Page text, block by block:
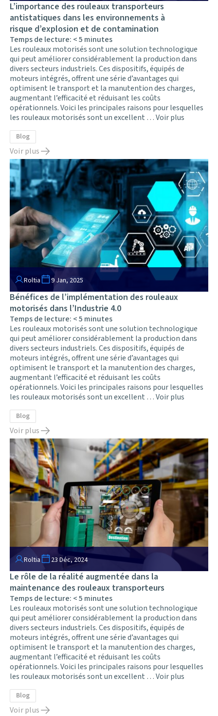
L’importance des rouleaux transporteurs
antistatiques dans les environnements à
risque d’explosion et de contamination
Temps de lecture: < 5 minutes
Les rouleaux motorisés sont une solution technologique
qui peut améliorer considérablement la production dans
divers secteurs industriels. Ces dispositifs, équipés de
moteurs intégrés, offrent une série d’avantages qui
optimisent le transport et la manutention des charges,
augmentant l’efficacité et réduisant les coûts
opérationnels. Voici les principales raisons pour lesquelles
les rouleaux motorisés sont un excellent …Voir plus
Blog
Voir plus
Roltia 9 Jan, 2025
Bénéfices de l’implémentation des rouleaux
motorisés dans l’Industrie 4.0
Temps de lecture: < 5 minutes
Les rouleaux motorisés sont une solution technologique
qui peut améliorer considérablement la production dans
divers secteurs industriels. Ces dispositifs, équipés de
moteurs intégrés, offrent une série d’avantages qui
optimisent le transport et la manutention des charges,
augmentant l’efficacité et réduisant les coûts
opérationnels. Voici les principales raisons pour lesquelles
les rouleaux motorisés sont un excellent …Voir plus
Blog
Voir plus
Roltia 23 Déc, 2024
Le rôle de la réalité augmentée dans la
maintenance des rouleaux transporteurs
Temps de lecture: < 5 minutes
Les rouleaux motorisés sont une solution technologique
qui peut améliorer considérablement la production dans
divers secteurs industriels. Ces dispositifs, équipés de
moteurs intégrés, offrent une série d’avantages qui
optimisent le transport et la manutention des charges,
augmentant l’efficacité et réduisant les coûts
opérationnels. Voici les principales raisons pour lesquelles
les rouleaux motorisés sont un excellent …Voir plus
Blog
Voir plus